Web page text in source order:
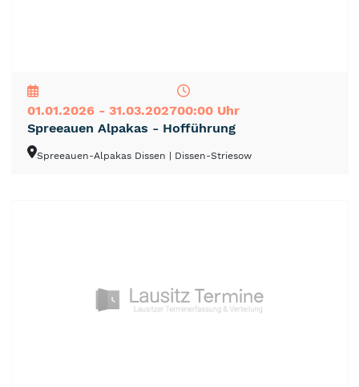
01.01.2026 - 31.03.202700:00 Uhr
Spreeauen Alpakas - Hofführung
Spreeauen-Alpakas Dissen | Dissen-Striesow